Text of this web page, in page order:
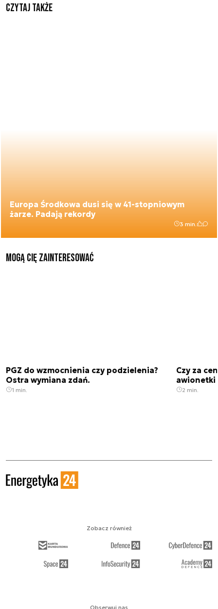
Czytaj także
Europa Środkowa dusi się w 41-stopniowym
żarze. Padają rekordy
3 min.
Mogą Cię zainteresować
PGZ do wzmocnienia czy podzielenia?
Ostra wymiana zdań.
1 min.
Czy za
awionetki
2 min.
Obserwuj nas
Zobacz również